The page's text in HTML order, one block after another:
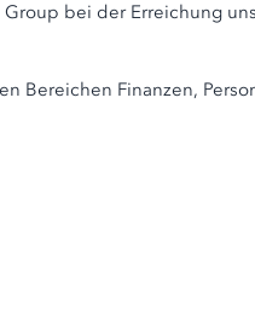
bei der Erreichung
Bereichen Finanzen,